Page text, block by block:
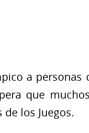
a
que
los Juegos.